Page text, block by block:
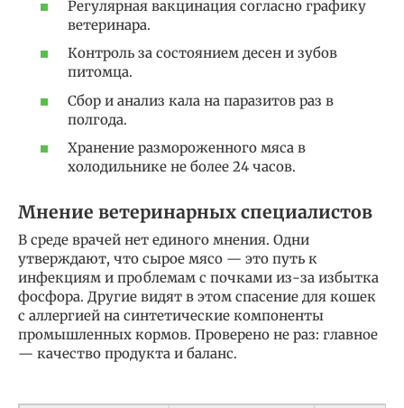
Регулярная вакцинация согласно графику
ветеринара.
Контроль за состоянием десен и зубов
питомца.
Сбор и анализ кала на паразитов раз в
полгода.
Хранение размороженного мяса в
холодильнике не более 24 часов.
Мнение ветеринарных специалистов
В среде врачей нет единого мнения. Одни
утверждают, что сырое мясо — это путь к
инфекциям и проблемам с почками из-за избытка
фосфора. Другие видят в этом спасение для кошек
с аллергией на синтетические компоненты
промышленных кормов. Проверено не раз: главное
— качество продукта и баланс.